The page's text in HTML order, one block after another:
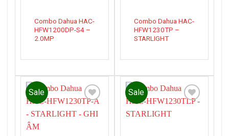
Combo Dahua HAC-
HFW1200DP-S4 –
2.0MP
Combo Dahua HAC-
HFW1230TP –
STARLIGHT
Sale
wishlist
Sale